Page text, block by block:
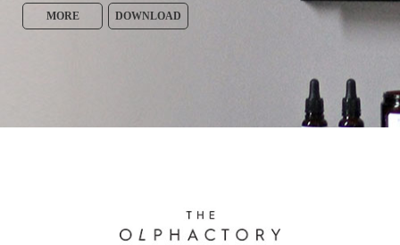
MORE DOWNLOAD